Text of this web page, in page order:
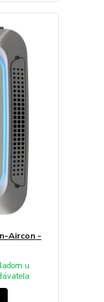
Aircon -
u